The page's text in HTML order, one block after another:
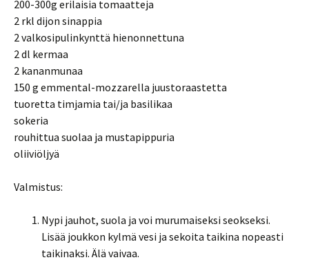
200-300g erilaisia tomaatteja
2 rkl dijon sinappia
2 valkosipulinkynttä hienonnettuna
2 dl kermaa
2 kananmunaa
150 g emmental-mozzarella juustoraastetta
tuoretta timjamia tai/ja basilikaa
sokeria
rouhittua suolaa ja mustapippuria
oliiviöljyä
Valmistus:
Nypi jauhot, suola ja voi murumaiseksi seokseksi.
Lisää joukkon kylmä vesi ja sekoita taikina nopeasti
taikinaksi. Älä vaivaa.